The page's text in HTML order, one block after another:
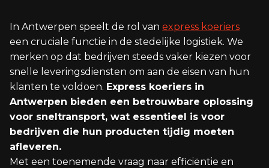
Express Koeriersdiensten en Snelheid
Nationale en Internationale Koerierdiensten
Fietskoeriers en Milieubewustzijn
Optimalisatie
Betrouwbaarheid en Persoonlijke Service
Intelligente Planning en Private Rondes
Offertes en Maatwerk voor Logistieke
Uitdagingen
In Antwerpen speelt de rol van express koeriers
een cruciale functie in de stedelijke logistiek. We
merken op dat bedrijven steeds vaker kiezen voor
snelle leveringsdiensten om aan de eisen van hun
klanten te voldoen. Express koeriers in
Antwerpen bieden een betrouwbare oplossing
voor sneltransport, wat essentieel is voor
bedrijven die hun producten tijdig moeten
afleveren.
Met een toenemende vraag naar efficiëntie en